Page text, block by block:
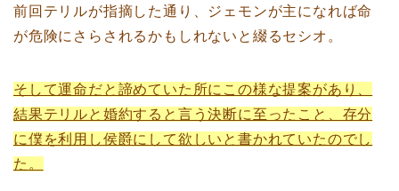
前回テリルが指摘した通り、ジェモンが主になれば命
が危険にさらされるかもしれないと綴るセシオ。
そして運命だと諦めていた所にこの様な提案があり、
結果テリルと婚約すると言う決断に至ったこと、存分
に僕を利用し侯爵にして欲しいと書かれていたのでし
た。